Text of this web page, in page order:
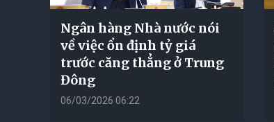
Ngân hàng Nhà nước nói
về việc ổn định tỷ giá
trước căng thẳng ở Trung
Đông
06/03/2026 06:22